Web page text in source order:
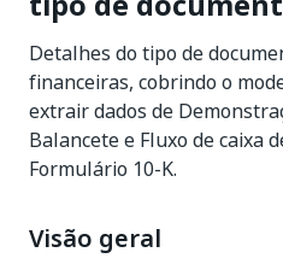
Detalhes do tipo de
financeiras, cobrindo o
extrair dados de
Balancete e Fluxo de caixa
Formulário 10-K.
Visão geral